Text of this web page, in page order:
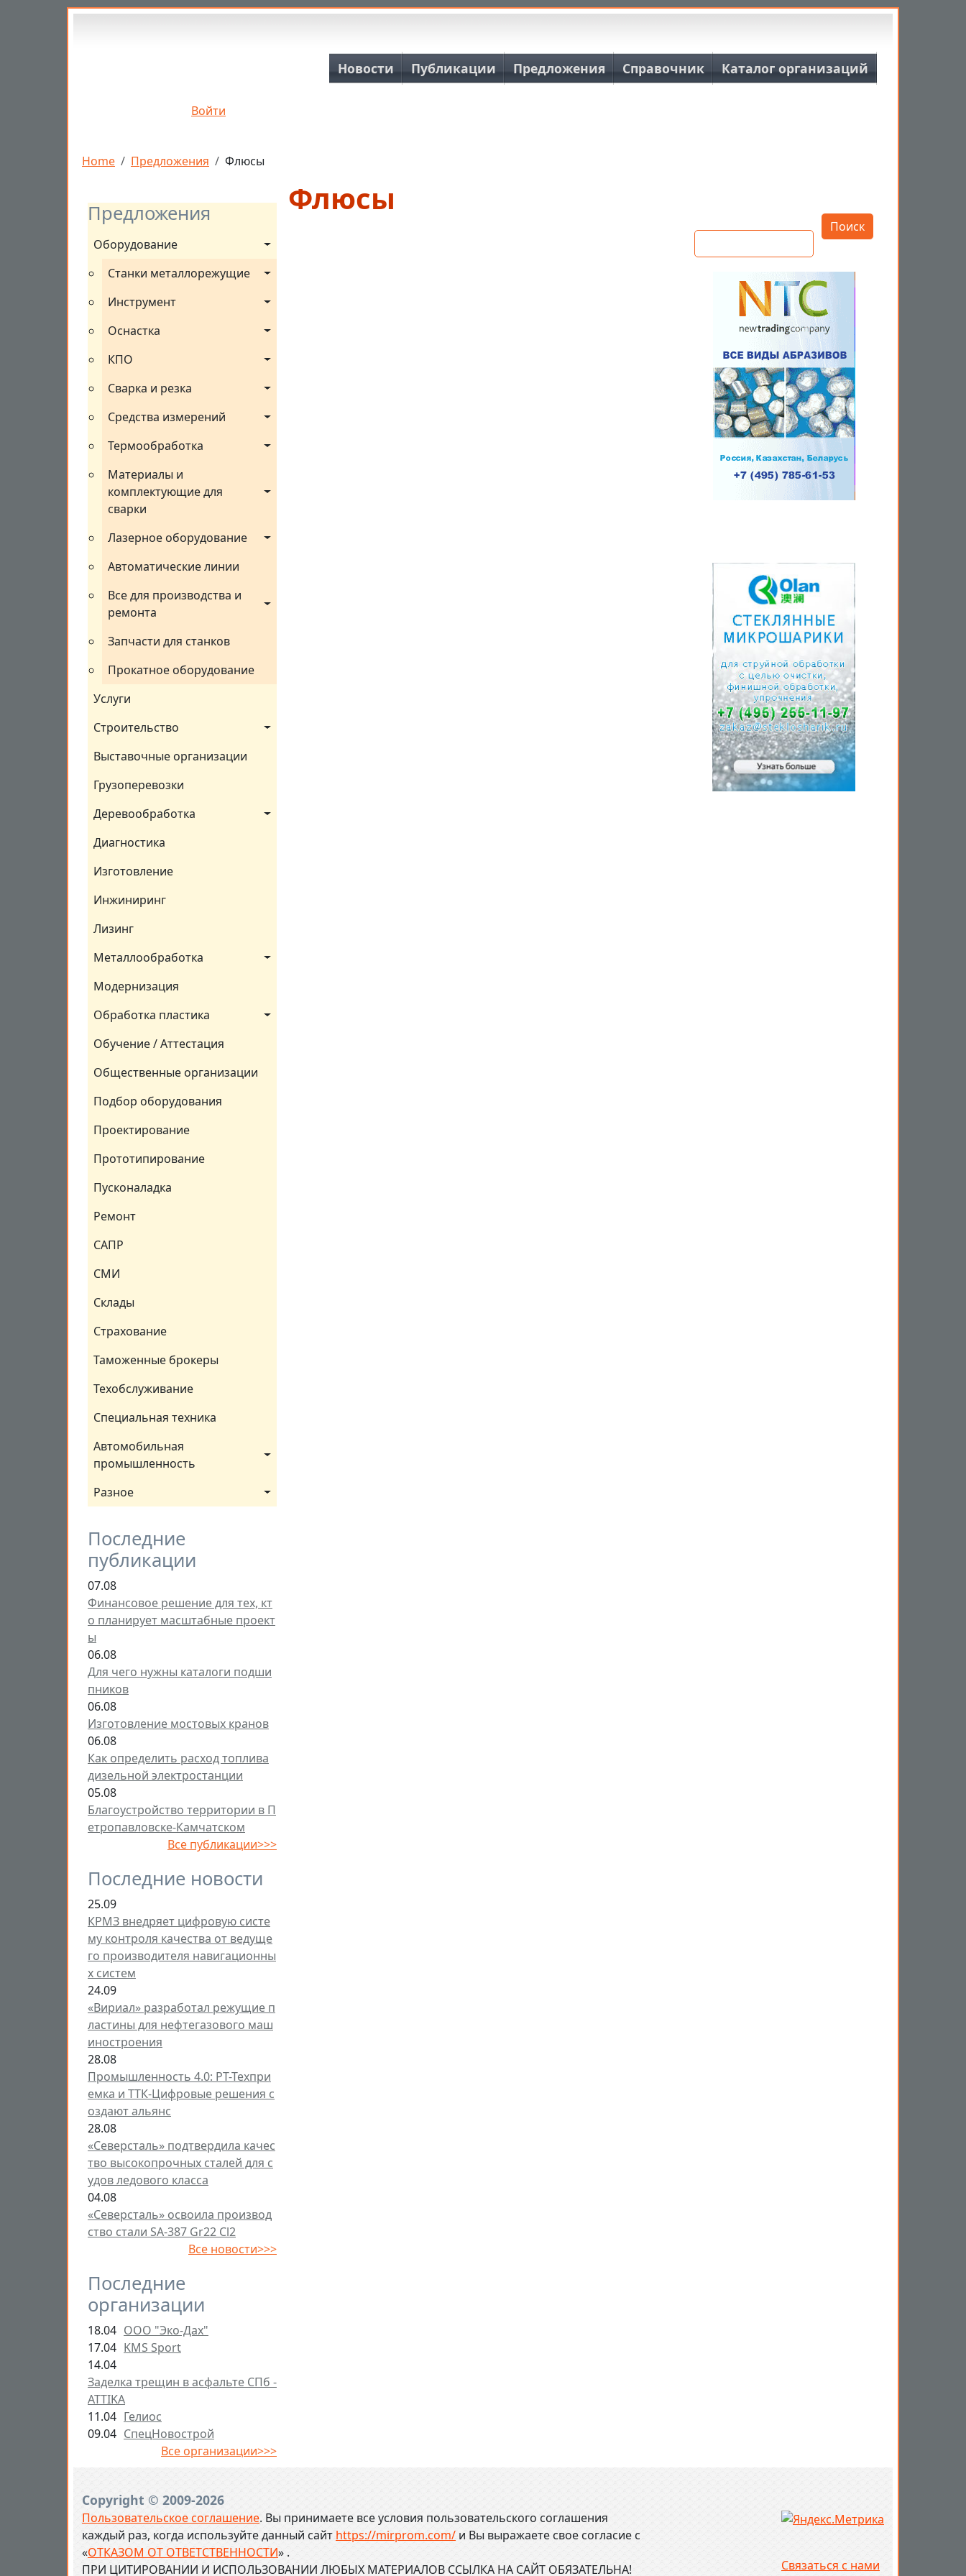
Перейти к основному содержанию
Войти
Основная навигация
Новости Публикации Предложения Справочник Каталог организаций
Строка навигации
Home Предложения Флюсы
Предложения
Оборудование
Станки металлорежущие
Инструмент
Оснастка
КПО
Сварка и резка
Средства измерений
Термообработка
Материалы и
комплектующие для
сварки
Лазерное оборудование
Автоматические линии
Все для производства и
ремонта
Запчасти для станков
Прокатное оборудование
Услуги
Строительство
Выставочные организации
Грузоперевозки
Деревообработка
Диагностика
Изготовление
Инжиниринг
Лизинг
Металлообработка
Модернизация
Обработка пластика
Обучение / Аттестация
Общественные организации
Подбор оборудования
Проектирование
Прототипирование
Пусконаладка
Ремонт
САПР
СМИ
Склады
Страхование
Таможенные брокеры
Техобслуживание
Специальная техника
Автомобильная
промышленность
Разное
Последние
публикации
07.08
Финансовое решение для тех, кт
о планирует масштабные проект
ы
06.08
Для чего нужны каталоги подши
пников
06.08
Изготовление мостовых кранов
06.08
Как определить расход топлива
дизельной электростанции
05.08
Благоустройство территории в П
етропавловске-Камчатском
Все публикации>>>
Последние новости
25.09
КРМЗ внедряет цифровую систе
му контроля качества от ведуще
го производителя навигационны
х систем
24.09
«Вириал» разработал режущие п
ластины для нефтегазового маш
иностроения
28.08
Промышленность 4.0: РТ-Техпри
емка и ТТК-Цифровые решения с
оздают альянс
28.08
«Северсталь» подтвердила качес
тво высокопрочных сталей для с
удов ледового класса
04.08
«Северсталь» освоила производ
ство стали SA-387 Gr22 Cl2
Все новости>>>
Последние
организации
18.04 ООО "Эко-Дах"
17.04 KMS Sport
14.04
Заделка трещин в асфальте СПб -
ATTIKA
11.04 Гелиос
09.04 СпецНовострой
Все организации>>>
Флюсы
Copyright © 2009-2026
Пользовательское соглашение. Вы принимаете все условия пользовательского соглашения
каждый раз, когда используйте данный сайт https://mirprom.com/ и Вы выражаете свое согласие с
«ОТКАЗОМ ОТ ОТВЕТСТВЕННОСТИ» .
ПРИ ЦИТИРОВАНИИ И ИСПОЛЬЗОВАНИИ ЛЮБЫХ МАТЕРИАЛОВ ССЫЛКА НА САЙТ ОБЯЗАТЕЛЬНА!
Связаться с нами